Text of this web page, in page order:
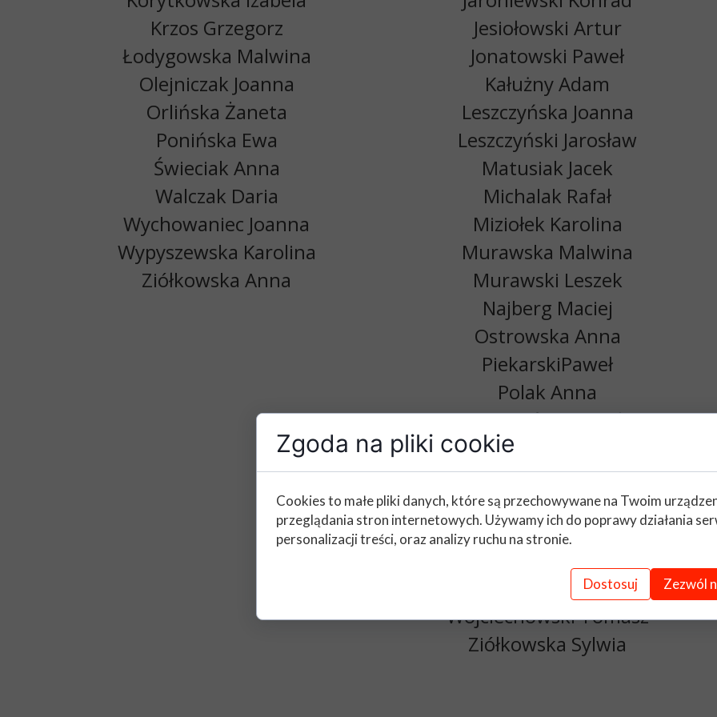
Jesiołowski Artur
Jonatowski Paweł
Kałużny Adam
Leszczyńska Joanna
Leszczyński Jarosław
Matusiak Jacek
Michalak Rafał
Miziołek Karolina
Murawska Malwina
Murawski Leszek
Najberg Maciej
Ostrowska Anna
PiekarskiPaweł
Polak Anna
Ptaszyński Paweł
Rakowski Błażej
Różańska Benita
Srzypiński Michał
Studziński Rafał
Usorowska Barbata
Wojciechowski Tomasz
Ziółkowska Sylwia
Krzos Grzegorz
Łodygowska Malwina
Olejniczak Joanna
Orlińska Żaneta
Ponińska Ewa
Świeciak Anna
Walczak Daria
Wychowaniec Joanna
Wypyszewska Karolina
Ziółkowska Anna
Zgoda na pliki cookie
Cookies to małe pliki danych, które są przechowywane na Twoim
przeglądania stron internetowych. Używamy ich do poprawy działania
personalizacji treści, oraz analizy ruchu na stronie.
Dostosuj Zezwól